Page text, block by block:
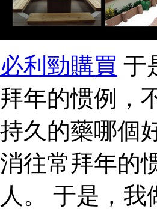
必利勁購買 于
拜年的惯例，
持久的藥哪個
消往常拜年的
人。 于是，